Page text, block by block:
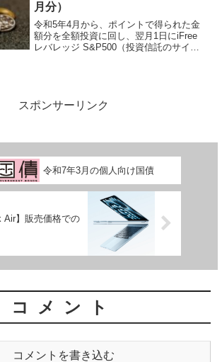
月分）
令和5年4月から、ポイントで得られた金
額分を全額投資に回し、翌月1日にiFree
レバレッジ S&P500（投資信託のサイ
スポンサーリンク
令和7年3月の個人向け国債
Air】販売価格での
コメント
コメントを書き込む